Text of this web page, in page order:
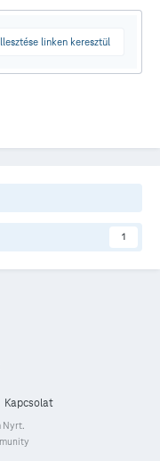
linken keresztül
1
Kapcsolat
Nyrt.